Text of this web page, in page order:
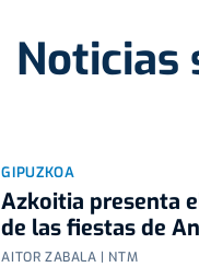
Noticias
GIPUZKOA
Azkoitia presenta
de las fiestas de
AITOR ZABALA | NTM